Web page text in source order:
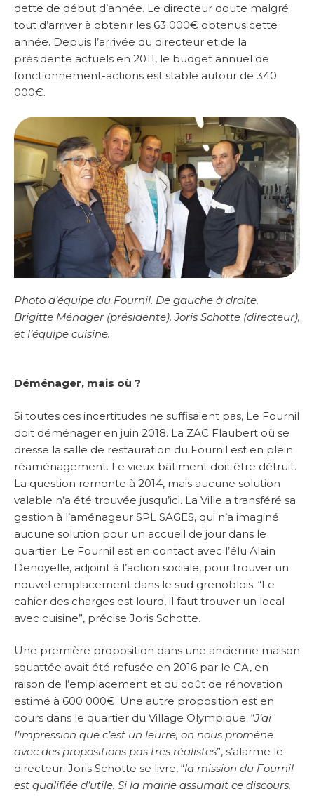
dette de début d’année. Le directeur doute malgré
tout d’arriver à obtenir les 63 000€ obtenus cette
année. Depuis l’arrivée du directeur et de la
présidente actuels en 2011, le budget annuel de
fonctionnement-actions est stable autour de 340
000€.
Photo d’équipe du Fournil. De gauche à droite,
Brigitte Ménager (présidente), Joris Schotte (directeur),
et l’équipe cuisine.
Déménager, mais où ?
Si toutes ces incertitudes ne suffisaient pas, Le Fournil
doit déménager en juin 2018. La ZAC Flaubert où se
dresse la salle de restauration du Fournil est en plein
réaménagement. Le vieux bâtiment doit être détruit.
La question remonte à 2014, mais aucune solution
valable n’a été trouvée jusqu’ici. La Ville a transféré sa
gestion à l’aménageur SPL SAGES, qui n’a imaginé
aucune solution pour un accueil de jour dans le
quartier. Le Fournil est en contact avec l’élu Alain
Denoyelle, adjoint à l’action sociale, pour trouver un
nouvel emplacement dans le sud grenoblois. “Le
cahier des charges est lourd, il faut trouver un local
avec cuisine”, précise Joris Schotte.
Une première proposition dans une ancienne maison
squattée avait été refusée en 2016 par le CA, en
raison de l’emplacement et du coût de rénovation
estimé à 600 000€. Une autre proposition est en
cours dans le quartier du Village Olympique. “J’ai
l’impression que c’est un leurre, on nous promène
avec des propositions pas très réalistes”, s’alarme le
directeur. Joris Schotte se livre, “la mission du Fournil
est qualifiée d’utile. Si la mairie assumait ce discours,